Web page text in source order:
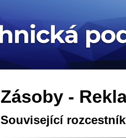
Zásoby -
Související